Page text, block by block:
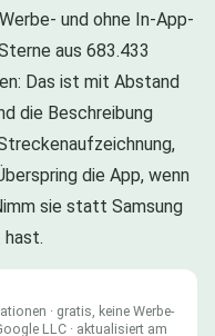
und ohne In-App-
aus 683.433
Das ist mit Abstand
die Beschreibung
die App, wenn
sie statt Samsung
hast.
· gratis, keine Werbe-
LLC · aktualisiert am